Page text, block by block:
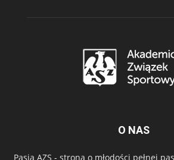
O NAS
Pasja AZS - strona o młodości pełnej